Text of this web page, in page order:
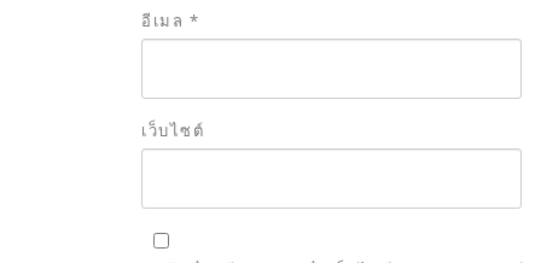
อีเมล *
เว็บไซต์